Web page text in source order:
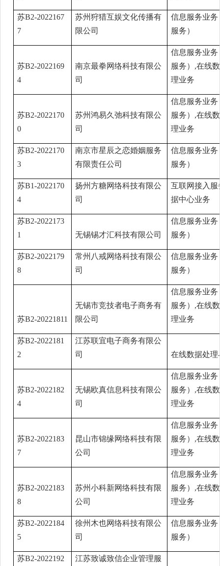
苏B2-2022167
7
苏州狩猎互娱文化传播有
限公司
信息服务业
服务）
苏B2-2022169
4
南京最拳网络科技有限公
司
信息服务业
服务）,在线
理业务
苏B2-2022170
0
苏州鸿易久弛科技有限公
司
信息服务业
服务）,在线
理业务
苏B2-2022170
3
南京市星辰之恋婚姻服务
有限责任公司
信息服务业
服务）
苏B1-2022170
4
扬州方糖网络科技有限公
司
互联网接入
据中心业务
苏B2-2022173
1
无锡锡才汇科技有限公司
信息服务业
服务）
苏B2-2022179
8
常州八戒网络科技有限公
司
信息服务业
服务）
苏B2-20221811
无锡市竞技者电子商务有
限公司
信息服务业
服务）,在线
理业务
苏B2-2022181
2
江苏联宜电子商务有限公
司
在线数据处
苏B2-2022182
4
无锡欧真信息科技有限公
司
信息服务业
服务）,在线
理业务
苏B2-2022183
7
昆山市锦缘网络科技有限
公司
信息服务业
服务）,在线
理业务
苏B2-2022183
8
苏州小科新网络科技有限
公司
信息服务业
服务）,在线
理业务
苏B2-2022184
5
徐州木也网络科技有限公
司
信息服务业
服务）
苏B2-2022192 江苏致诚致信企业管理服